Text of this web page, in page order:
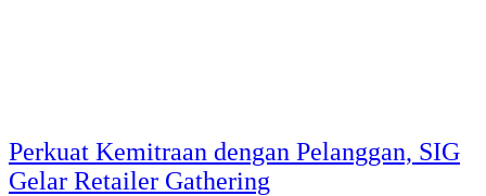
Perkuat Kemitraan dengan Pelanggan, SIG
Gelar Retailer Gathering